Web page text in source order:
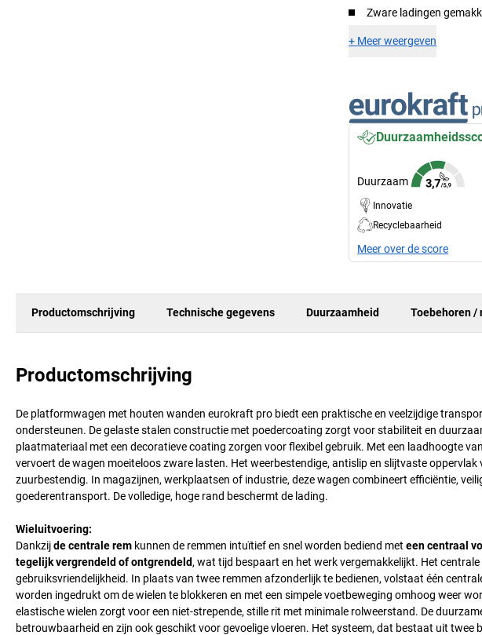
Zware ladingen
+ Meer weergeven
Duurzaam
Innovatie
Recyclebaarheid
Meer over de score
Productomschrijving Technische gegevens Duurzaamheid Toebehoren /
Productomschrijving
De platformwagen met houten wanden eurokraft pro biedt een praktische en veelzijdige
ondersteunen. De gelaste stalen constructie met poedercoating zorgt voor stabiliteit en
plaatmateriaal met een decoratieve coating zorgen voor flexibel gebruik. Met een laadhoogte
vervoert de wagen moeiteloos zware lasten. Het weerbestendige, antislip en slijtvaste oppervlak
zuurbestendig. In magazijnen, werkplaatsen of industrie, deze wagen combineert efficiëntie,
goederentransport. De volledige, hoge rand beschermt de lading.
Wieluitvoering:
Dankzijde centrale rem kunnen de remmen intuïtief en snel worden bediend met een centraal
tegelijk vergrendeld of ontgrendeld, wat tijd bespaart en het werk vergemakkelijkt. Het
gebruiksvriendelijkheid. In plaats van twee remmen afzonderlijk te bedienen, volstaat één
worden ingedrukt om de wielen te blokkeren en met een simpele voetbeweging omhoog weer
elastische wielen zorgt voor een niet-strepende, stille rit met minimale rolweerstand. De
betrouwbaarheid en zijn ook geschikt voor gevoelige vloeren. Het systeem, dat bestaat uit twee